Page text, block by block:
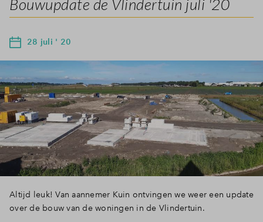
Bouwupdate de Vlindertuin juli '20
28 juli ' 20
Altijd leuk! Van aannemer Kuin ontvingen we weer een update
over de bouw van de woningen in de Vlindertuin.